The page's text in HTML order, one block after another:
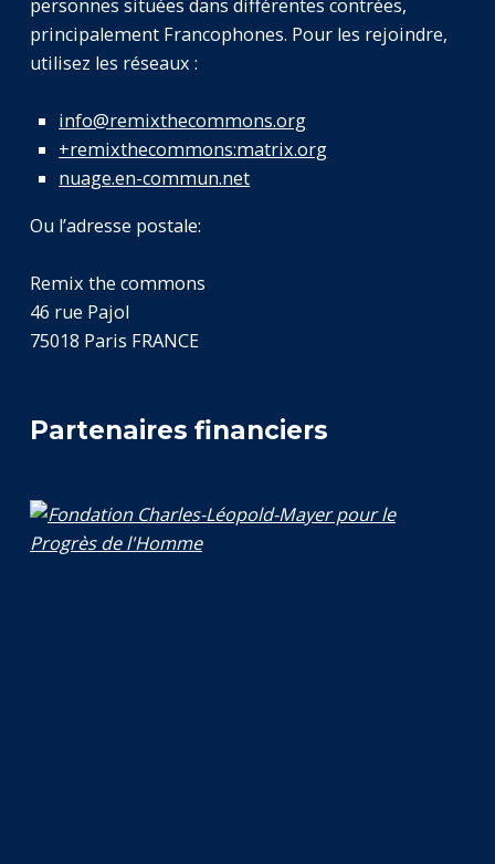
personnes situées dans différentes contrées,
principalement Francophones. Pour les rejoindre,
utilisez les réseaux :
info@remixthecommons.org
+remixthecommons:matrix.org
nuage.en-commun.net
Ou l’adresse postale:
Remix the commons
46 rue Pajol
75018 Paris FRANCE
Partenaires financiers